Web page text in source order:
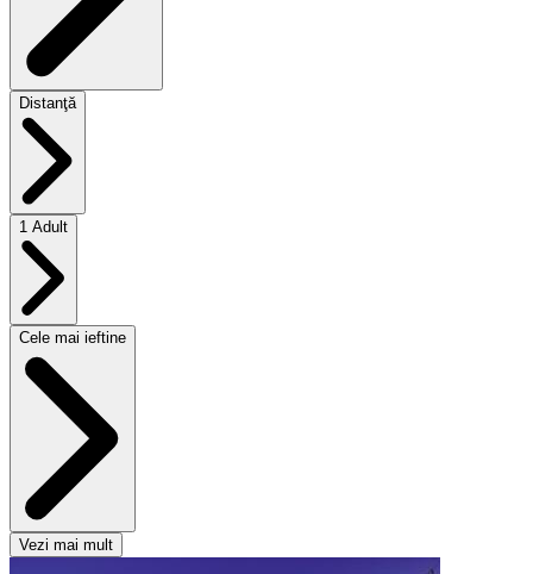
Distanţă
1 Adult
Cele mai ieftine
Vezi mai mult